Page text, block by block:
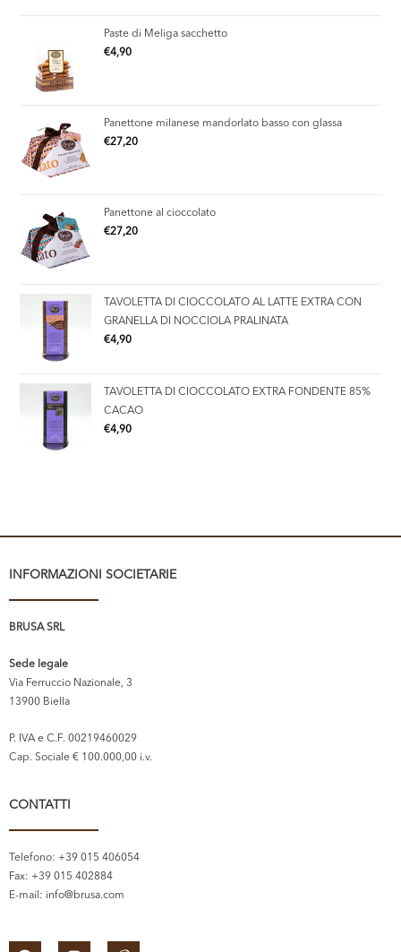
Paste di Meliga sacchetto
€4,90
Panettone milanese mandorlato basso con glassa
€27,20
Panettone al cioccolato
€27,20
TAVOLETTA DI CIOCCOLATO AL LATTE EXTRA CON
GRANELLA DI NOCCIOLA PRALINATA
€4,90
TAVOLETTA DI CIOCCOLATO EXTRA FONDENTE 85%
CACAO
€4,90
INFORMAZIONI SOCIETARIE
BRUSA SRL
Sede legale
Via Ferruccio Nazionale, 3
13900 Biella
P. IVA e C.F. 00219460029
Cap. Sociale € 100.000,00 i.v.
CONTATTI
Telefono: +39 015 406054
Fax: +39 015 402884
E-mail: info@brusa.com